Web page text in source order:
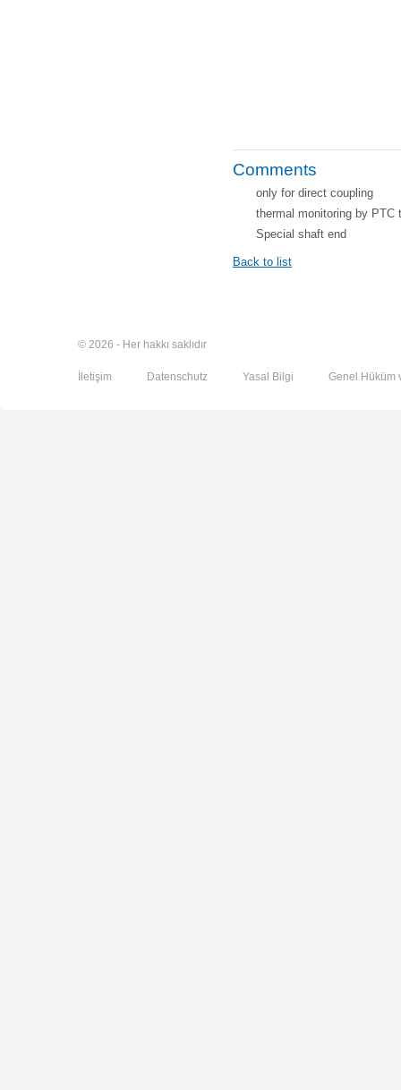
Comments
only for direct coupling
thermal monitoring by PTC
Special shaft end
Back to list
© 2026 - Her hakkı saklıdır
İletişim Datenschutz Yasal Bilgi Genel Hüküm